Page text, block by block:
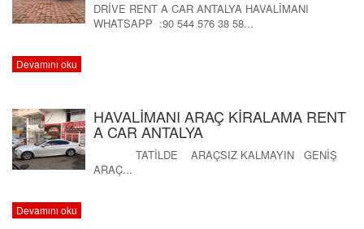
DRİVE RENT A CAR ANTALYA HAVALİMANI
WHATSAPP :90 544 576 38 58...
Devamını oku
HAVALİMANI ARAÇ KİRALAMA RENT
A CAR ANTALYA
TATİLDE ARAÇSIZ KALMAYIN GENİŞ
ARAÇ...
Devamını oku